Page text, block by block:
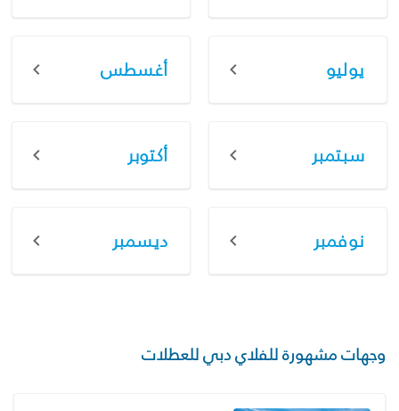
يوليو أغسطس
سبتمبر أكتوبر
نوفمبر ديسمبر
وجهات مشهورة للفلاي دبي للعطلات